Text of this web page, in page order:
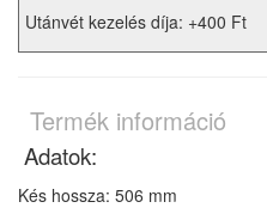
Utánvét kezelés díja: +400 Ft
Termék információ
Adatok:
Kés hossza: 506 mm